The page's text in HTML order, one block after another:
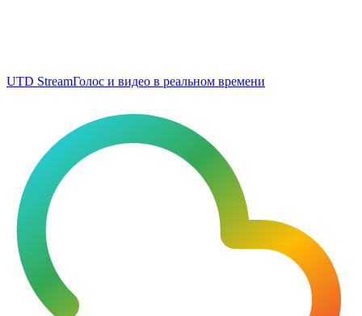
UTD StreamГолос и видео в реальном времени